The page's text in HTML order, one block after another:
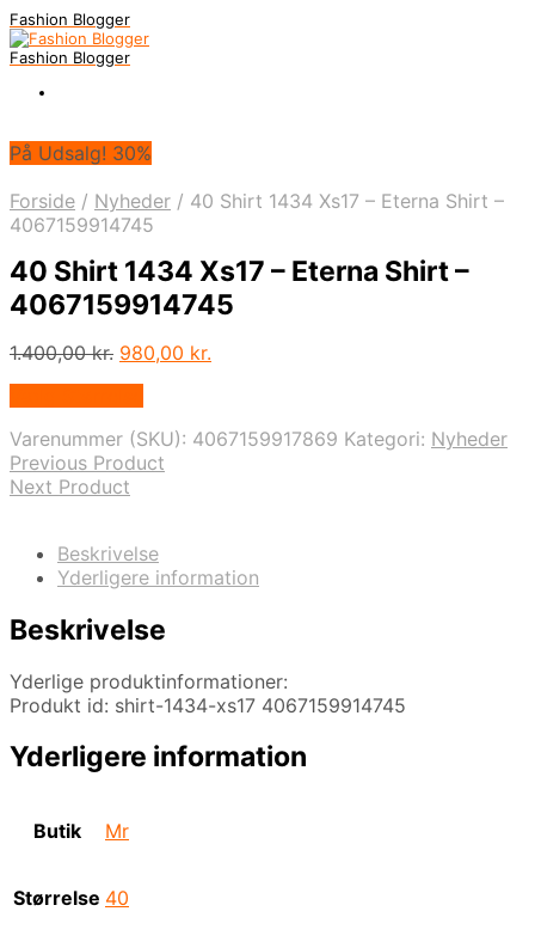
Fashion Blogger
Fashion Blogger
På Udsalg! 30%
Forside / Nyheder / 40 Shirt 1434 Xs17 – Eterna Shirt –
4067159914745
40 Shirt 1434 Xs17 – Eterna Shirt –
4067159914745
1.400,00kr. Den
1.400,00 kr..
980,00 kr.
980,00 kr..
Varenummer (SKU): 4067159917869 Kategori: Nyheder
Previous Product
Next Product
Beskrivelse
Yderligere information
Beskrivelse
Yderlige produktinformationer:
Produkt id: shirt-1434-xs17 4067159914745
Yderligere information
Butik Mr
Størrelse 40